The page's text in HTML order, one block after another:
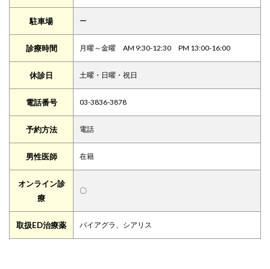
駐車場 ー
診療時間 月曜～金曜 AM 9:30-12:30 PM 13:00-16:00
休診日 土曜・日曜・祝日
電話番号 03-3836-3878
予約方法 電話
男性医師 在籍
オンライン診
療
〇
取扱ED治療薬 バイアグラ、シアリス